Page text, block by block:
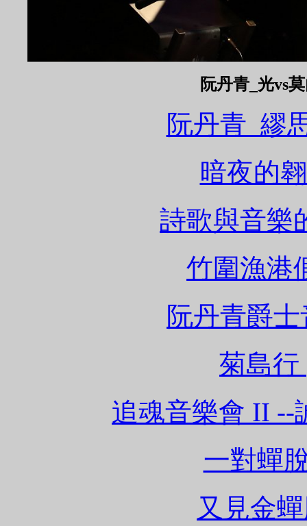
阮丹青_光vs
阮丹青_繆
暗夜的
詩歌與音樂
竹圍漁港
阮丹青爵
菊島行
追魂音樂會 II --
一對蟬
又見金